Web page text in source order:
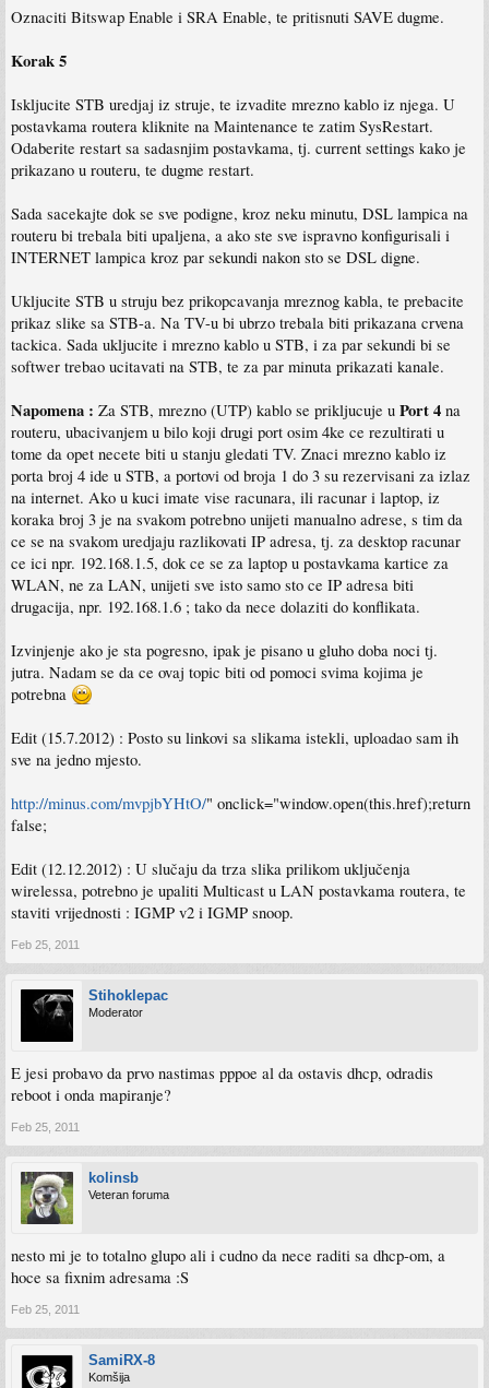
Oznaciti Bitswap Enable i SRA Enable, te pritisnuti SAVE dugme.
Korak 5
Iskljucite STB uredjaj iz struje, te izvadite mrezno kablo iz njega. U
postavkama routera kliknite na Maintenance te zatim SysRestart.
Odaberite restart sa sadasnjim postavkama, tj. current settings kako je
prikazano u routeru, te dugme restart.
Sada sacekajte dok se sve podigne, kroz neku minutu, DSL lampica na
routeru bi trebala biti upaljena, a ako ste sve ispravno konfigurisali i
INTERNET lampica kroz par sekundi nakon sto se DSL digne.
Ukljucite STB u struju bez prikopcavanja mreznog kabla, te prebacite
prikaz slike sa STB-a. Na TV-u bi ubrzo trebala biti prikazana crvena
tackica. Sada ukljucite i mrezno kablo u STB, i za par sekundi bi se
softwer trebao ucitavati na STB, te za par minuta prikazati kanale.
Napomena : Za STB, mrezno (UTP) kablo se prikljucuje u Port 4 na
routeru, ubacivanjem u bilo koji drugi port osim 4ke ce rezultirati u
tome da opet necete biti u stanju gledati TV. Znaci mrezno kablo iz
porta broj 4 ide u STB, a portovi od broja 1 do 3 su rezervisani za izlaz
na internet. Ako u kuci imate vise racunara, ili racunar i laptop, iz
koraka broj 3 je na svakom potrebno unijeti manualno adrese, s tim da
ce se na svakom uredjaju razlikovati IP adresa, tj. za desktop racunar
ce ici npr. 192.168.1.5, dok ce se za laptop u postavkama kartice za
WLAN, ne za LAN, unijeti sve isto samo sto ce IP adresa biti
drugacija, npr. 192.168.1.6 ; tako da nece dolaziti do konflikata.
Izvinjenje ako je sta pogresno, ipak je pisano u gluho doba noci tj.
jutra. Nadam se da ce ovaj topic biti od pomoci svima kojima je
potrebna
Edit (15.7.2012) : Posto su linkovi sa slikama istekli, uploadao sam ih
sve na jedno mjesto.
http://minus.com/mvpjbYHtO/" onclick="window.open(this.href);return
false;
Edit (12.12.2012) : U slučaju da trza slika prilikom uključenja
wirelessa, potrebno je upaliti Multicast u LAN postavkama routera, te
staviti vrijednosti : IGMP v2 i IGMP snoop.
Feb 25, 2011
Stihoklepac
Moderator
E jesi probavo da prvo nastimas pppoe al da ostavis dhcp, odradis
reboot i onda mapiranje?
Feb 25, 2011
kolinsb
Veteran foruma
nesto mi je to totalno glupo ali i cudno da nece raditi sa dhcp-om, a
hoce sa fixnim adresama :S
Feb 25, 2011
SamiRX-8
Komšija